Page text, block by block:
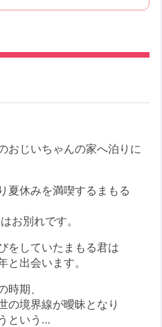
おじいちゃんの家へ泊りに
夏休みを満喫するまもる
お別れです。
をしていたまもる君は
と出会います。
時期、
の境界線が曖昧となり
という…